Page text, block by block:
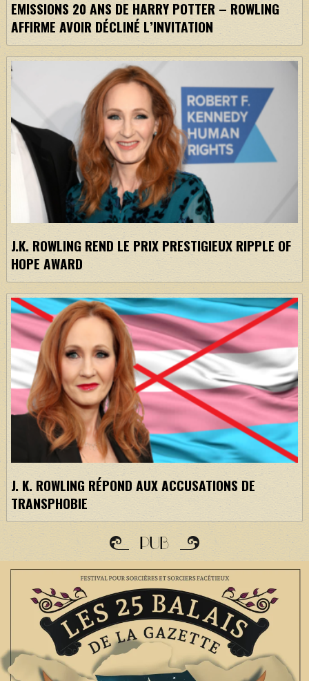
EMISSIONS 20 ANS DE HARRY POTTER – ROWLING
AFFIRME AVOIR DÉCLINÉ L’INVITATION
J.K. ROWLING REND LE PRIX PRESTIGIEUX RIPPLE OF
HOPE AWARD
J. K. ROWLING RÉPOND AUX ACCUSATIONS DE
TRANSPHOBIE
PUB